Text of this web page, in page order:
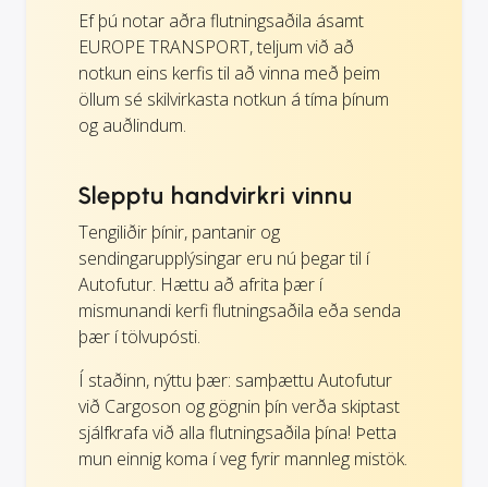
Ef þú notar aðra flutningsaðila ásamt
EUROPE TRANSPORT, teljum við að
notkun eins kerfis til að vinna með þeim
öllum sé skilvirkasta notkun á tíma þínum
og auðlindum.
Slepptu handvirkri vinnu
Tengiliðir þínir, pantanir og
sendingarupplýsingar eru nú þegar til í
Autofutur. Hættu að afrita þær í
mismunandi kerfi flutningsaðila eða senda
þær í tölvupósti.
Í staðinn, nýttu þær: samþættu Autofutur
við Cargoson og gögnin þín verða skiptast
sjálfkrafa við alla flutningsaðila þína! Þetta
mun einnig koma í veg fyrir mannleg mistök.